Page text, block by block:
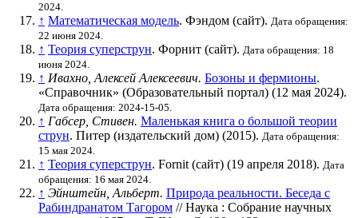
2024.
↑ Математическая модель. Фэндом (сайт). Дата обращения:
22 июня 2024.
↑ Теория суперструн. Форнит (сайт). Дата обращения: 18
июня 2024.
↑ Ивахно, Алексей Алексеевич. Бозоны и фермионы.
«Справочник» (Образовательный портал) (12 мая 2024).
Дата обращения: 2024-15-05.
↑ Габсер, Стивен. Маленькая книга о большой теории
струн. Питер (издательский дом) (2015). Дата обращения:
15 мая 2024.
↑ Теория суперструн. Fornit (сайт) (19 апреля 2018). Дата
обращения: 16 мая 2024.
↑ Эйнштейн, Альберт. Природа реальности. Беседа с
Рабиндранатом Тагором // Наука : Собрание научных